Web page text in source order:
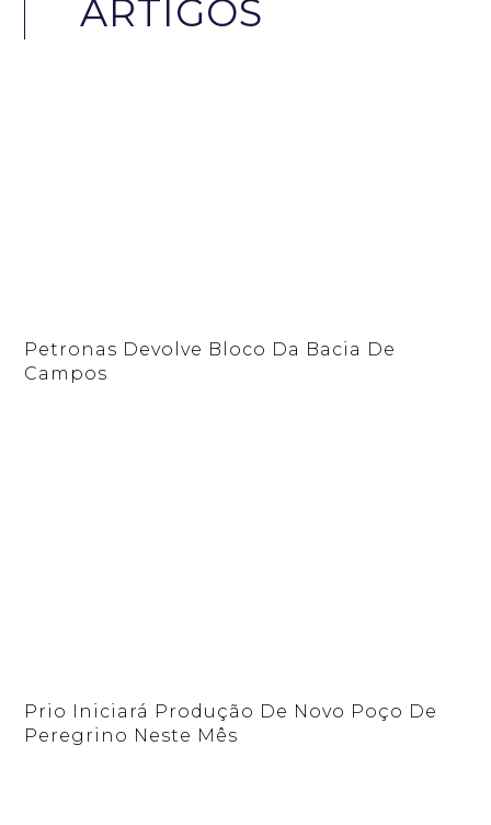
ARTIGOS
Petronas Devolve Bloco Da Bacia De
Campos
Prio Iniciará Produção De Novo Poço De
Peregrino Neste Mês